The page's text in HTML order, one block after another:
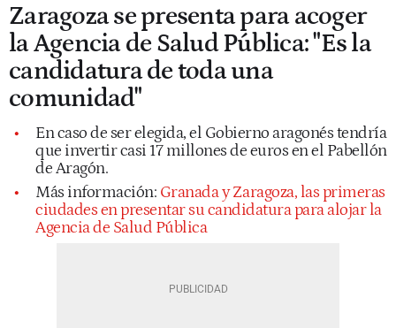
Zaragoza se presenta para acoger
la Agencia de Salud Pública: "Es la
candidatura de toda una
comunidad"
En caso de ser elegida, el Gobierno aragonés tendría
que invertir casi 17 millones de euros en el Pabellón
de Aragón.
Más información: Granada y Zaragoza, las primeras
ciudades en presentar su candidatura para alojar la
Agencia de Salud Pública